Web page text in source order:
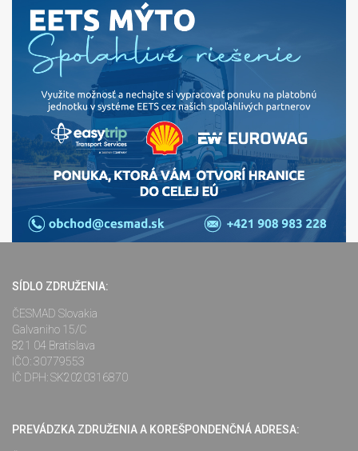
SÍDLO ZDRUŽENIA:
ČESMAD Slovakia
Galvaniho 15/C
821 04 Bratislava
IČO: 30779553
IČ DPH: SK2020316870
PREVÁDZKA ZDRUŽENIA A KOREŠPONDENČNÁ ADRESA: